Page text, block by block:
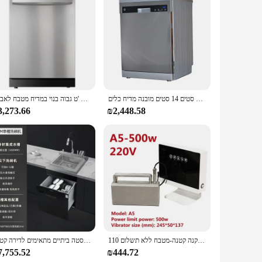
on functionality. Its sleek, modern finish adds a touch
efficiency, this dishwasher operates quietly, making it
the box. The adjustable racks are designed to
up after a small family meal or hosting a dinner party,
size makes it an excellent choice for apartments,
intuitive operation, this dishwasher is a convenient
סמרט הביתה להשתמש טוב יותר 24 אינצ 'ט גבוה בנוי במדיח מטבח לאביזר saleמטבח דף הבית ג 'קוזי גבוה 24 סטים 14 סטים מובנה מדיח כלים machineמטבח
₪2,448.58
כיור קטן משולב מדיח כלים משולב ארונות נירוסטה ביתיים מתאימים לדירה קטנה מדיח כלים כיור ניידים התקנה קטנה-מטבח ללא תשלום 110v/220v אוטומטי ביתי מדיח כלים
₪444.72